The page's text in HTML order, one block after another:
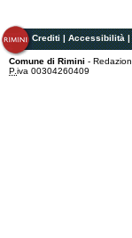
Crediti|Accessibilità|
Comune di Rimini -
P.iva 00304260409